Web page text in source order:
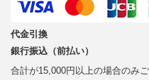
代金引換
銀行振込（前払い）
合計が15,000円以上の場合のみ